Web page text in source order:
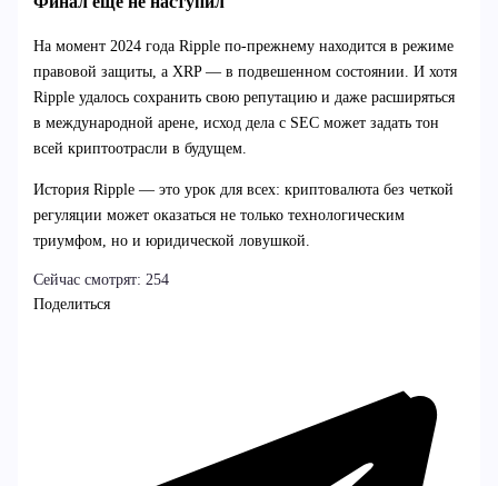
На момент 2024 года Ripple по-прежнему находится в режиме
правовой защиты, а XRP — в подвешенном состоянии. И хотя
Ripple удалось сохранить свою репутацию и даже расширяться
в международной арене, исход дела с SEC может задать тон
всей криптоотрасли в будущем.
История Ripple — это урок для всех: криптовалюта без четкой
регуляции может оказаться не только технологическим
триумфом, но и юридической ловушкой.
Сейчас смотрят: 254
Поделиться